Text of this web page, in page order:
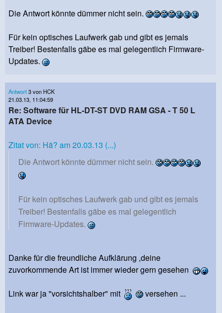
Die Antwort könnte dümmer nicht sein.
Für kein optisches Laufwerk gab und gibt es jemals
Treiber! Bestenfalls gäbe es mal gelegentlich Firmware-
Updates.
Antwort3 von HCK
21.03.13, 11:04:59
Re: Software für HL-DT-ST DVD RAM GSA - T 50 L
ATA Device
Zitat von: Hä? am 20.03.13 (...)
Die Antwort könnte dümmer nicht sein.
Für kein optisches Laufwerk gab und gibt es jemals
Treiber! Bestenfalls gäbe es mal gelegentlich
Firmware-Updates.
Danke für die freundliche Aufklärung ,deine
zuvorkommende Art ist immer wieder gern gesehen
Link war ja "vorsichtshalber" mit versehen ...